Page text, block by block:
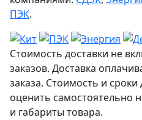
ПЭК.
Стоимость доставки не
заказов. Доставка
заказа. Стоимость и
оценить самостоятельно
и габариты товара.